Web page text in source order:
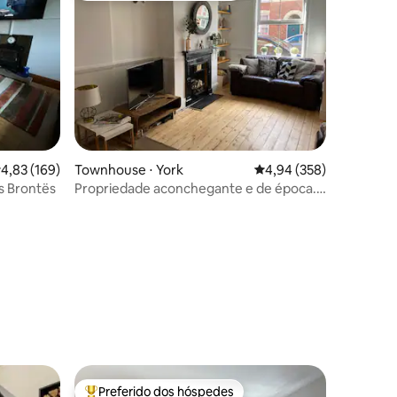
de uma avaliação média de 5, 169 avaliações
4,83 (169)
Brontës
Townhouse ⋅ York 4,94 de uma avaliação
4,94 (358)
Propriedade aconchegante e de época.
Preferido dos hóspedes